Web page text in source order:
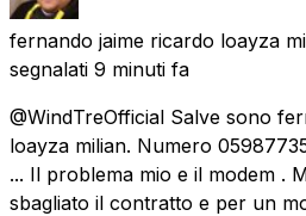
fernando jaime ricardo loayza
segnalati 9 minuti fa
@WindTreOfficial Salve sono
loayza milian. Numero
... Il problema mio e il modem .
sbagliato il contratto e per un